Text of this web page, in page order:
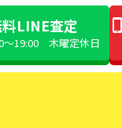
LINE査定
〜19:00 木曜定休日